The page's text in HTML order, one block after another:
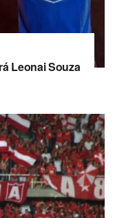
Leonai Souza